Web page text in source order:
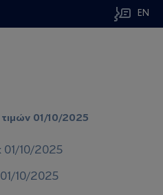
EN
τιμών 01/10/2025
01/10/2025
10/2025